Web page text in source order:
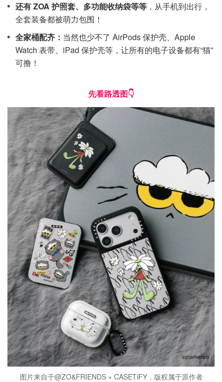
还有 ZOA 护照套、多功能收纳袋等等 ，从手机到出行，
全套装备都被萌力包围！
全家桶配齐： 当然也少不了 AirPods 保护壳、Apple
Watch 表带、iPad 保护壳等，让所有的电子设备都有“猫”
可撸！
先看路透图👇
图片来自于@ZO&FRIENDS × CASETiFY，版权属于原作者